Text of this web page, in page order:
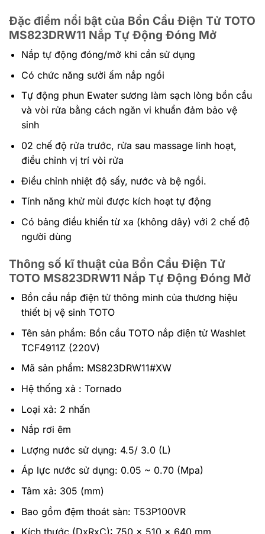
Đặc điểm nổi bật của Bồn Cầu Điện Tử TOTO
MS823DRW11 Nắp Tự Động Đóng Mở
Nắp tự động đóng/mở khi cần sử dụng
Có chức năng sưởi ấm nắp ngồi
Tự động phun Ewater sương làm sạch lòng bồn cầu
và vòi rửa bằng cách ngăn vi khuẩn đảm bảo vệ
sinh
02 chế độ rửa trước, rửa sau massage linh hoạt,
điều chỉnh vị trí vòi rửa
Điều chỉnh nhiệt độ sấy, nước và bệ ngồi.
Tính năng khử mùi được kích hoạt tự động
Có bảng điều khiển từ xa (không dây) với 2 chế độ
người dùng
Thông số kĩ thuật của Bồn Cầu Điện Tử
TOTO MS823DRW11 Nắp Tự Động Đóng Mở
Bồn cầu nắp điện tử thông minh của thương hiệu
thiết bị vệ sinh TOTO
Tên sản phẩm: Bồn cầu TOTO nắp điện tử Washlet
TCF4911Z (220V)
Mã sản phẩm: MS823DRW11#XW
Hệ thống xả : Tornado
Loại xả: 2 nhấn
Nắp rơi êm
Lượng nước sử dụng: 4.5/ 3.0 (L)
Áp lực nước sử dụng: 0.05 ~ 0.70 (Mpa)
Tâm xả: 305 (mm)
Bao gồm đệm thoát sàn: T53P100VR